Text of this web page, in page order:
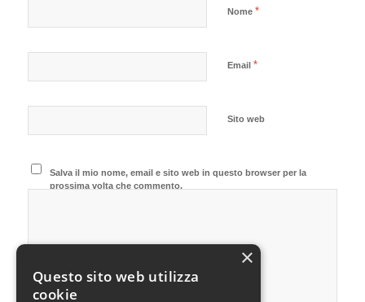
Nome *
Email *
Sito web
Salva il mio nome, email e sito web in questo browser per la
prossima volta che commento.
×
Questo sito web utilizza
cookie